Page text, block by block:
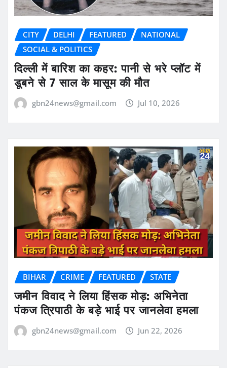
CITY DELHI FEATURED
NATIONAL
SOCIAL & POLITICS
दिल्ली में बारिश का कहर: पानी से भरे प्लॉट में
डूबने से 7 साल के मासूम की मौत
gbn24news@gmail.com Jul 10, 2026
BIHAR CRIME FEATURED STATE
जमीन विवाद ने लिया हिंसक मोड़: अभिनेता
पंकज त्रिपाठी के बड़े भाई पर जानलेवा हमला
gbn24news@gmail.com Jun 22, 2026